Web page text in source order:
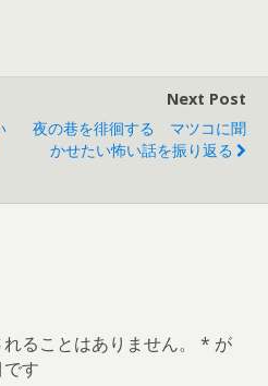
Next Post
夜の巷を徘徊する マツコに聞
かせたい怖い話を振り返る
ることはありません。 * が
す